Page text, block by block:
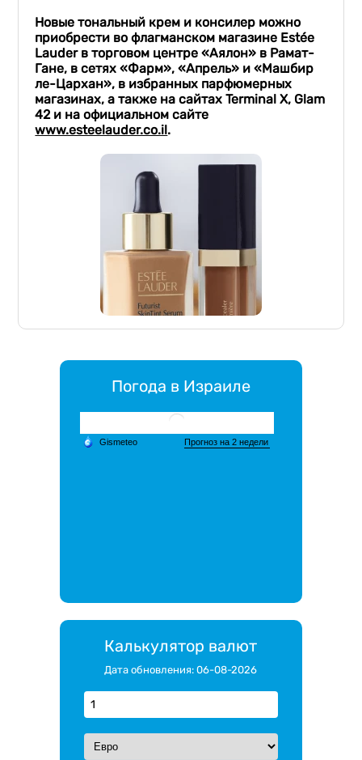
Новые тональный крем и консилер можно
приобрести во флагманском магазине Estée
Lauder в торговом центре «Аялон» в Рамат-
Гане, в сетях «Фарм», «Апрель» и «Машбир
ле-Цархан», в избранных парфюмерных
магазинах, а также на сайтах Terminal X, Glam
42 и на официальном сайте
www.esteelauder.co.il.
Погода в Израиле
Калькулятор валют
Дата обновления: 06-08-2026